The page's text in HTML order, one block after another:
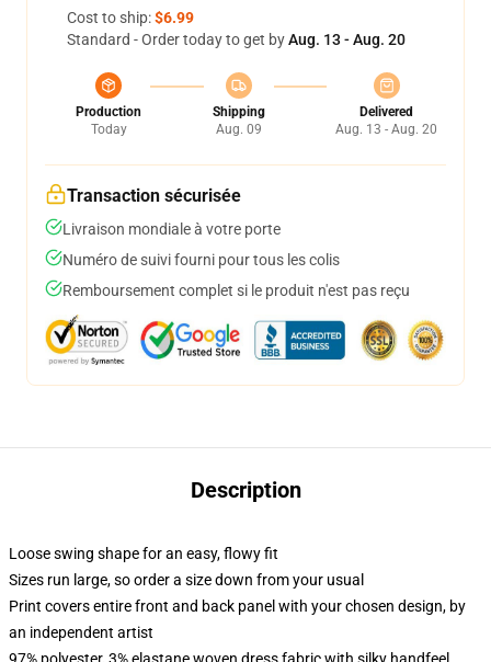
Cost to ship:$6.99
Standard - Order today to get byAug. 13 - Aug. 20
Production
Today
Shipping
Aug. 09
Delivered
Aug. 13 - Aug. 20
Transaction sécurisée
Livraison mondiale à votre porte
Numéro de suivi fourni pour tous les colis
Remboursement complet si le produit n'est pas reçu
Description
Loose swing shape for an easy, flowy fit
Sizes run large, so order a size down from your usual
Print covers entire front and back panel with your chosen design, by
an independent artist